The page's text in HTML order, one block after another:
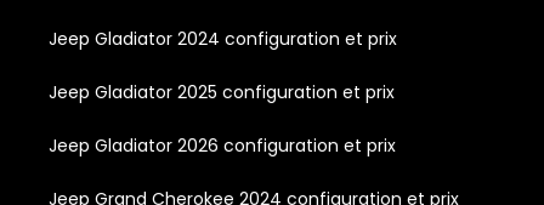
Jeep Gladiator 2024 configuration et prix
Jeep Gladiator 2025 configuration et prix
Jeep Gladiator 2026 configuration et prix
Jeep Grand Cherokee 2024 configuration et prix